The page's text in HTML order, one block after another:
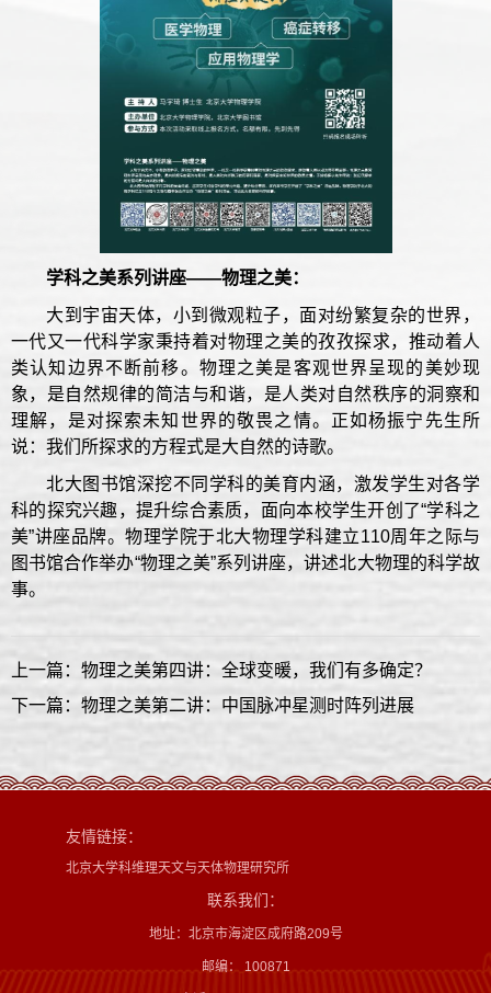
学科之美系列讲座——物理之美：
大到宇宙天体，小到微观粒子，面对纷繁复杂的世界，
一代又一代科学家秉持着对物理之美的孜孜探求，推动着人
类认知边界不断前移。物理之美是客观世界呈现的美妙现
象，是自然规律的简洁与和谐，是人类对自然秩序的洞察和
理解，是对探索未知世界的敬畏之情。正如杨振宁先生所
说：我们所探求的方程式是大自然的诗歌。
北大图书馆深挖不同学科的美育内涵，激发学生对各学
科的探究兴趣，提升综合素质，面向本校学生开创了“学科之
美”讲座品牌。物理学院于北大物理学科建立110周年之际与
图书馆合作举办“物理之美”系列讲座，讲述北大物理的科学故
事。
上一篇：物理之美第四讲：全球变暖，我们有多确定？
下一篇：物理之美第二讲：中国脉冲星测时阵列进展
友情链接：
北京大学科维理天文与天体物理研究所
联系我们：
地址：北京市海淀区成府路209号
邮编： 100871